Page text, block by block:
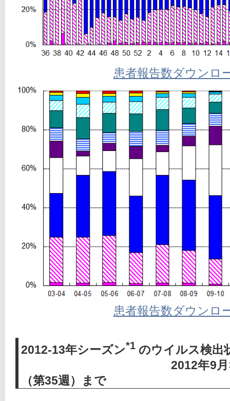
患者報告数ダウンロ
患者報告数ダウンロ
2012-13年シーズン*1 のウイルス検出
2012年9月3日～
（第35週）まで